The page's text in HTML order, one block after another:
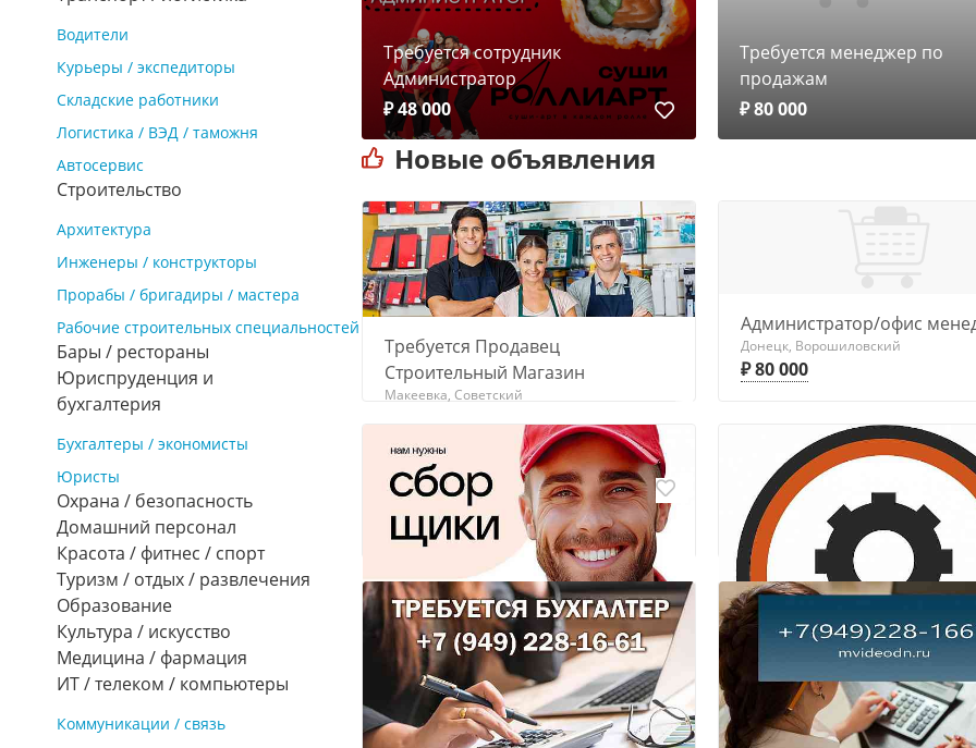
Требуется сотрудник
Администратор
₽ 48 000
Требуется менеджер по
продажам
₽ 80 000
Новые объявления
Требуется Продавец
Строительный Магазин
Макеевка, Советский
₽ 40 000
Администратор/офис
Донецк, Ворошиловский
₽ 80 000
3
Водители
Курьеры / экспедиторы
Складские работники
Логистика / ВЭД / таможня
Автосервис
Строительство
Архитектура
Инженеры / конструкторы
Прорабы / бригадиры / мастера
Рабочие строительных специальностей
Бары / рестораны
Юриспруденция и
бухгалтерия
Бухгалтеры / экономисты
Юристы
Охрана / безопасность
Домашний персонал
Красота / фитнес / спорт
Туризм / отдых / развлечения
Образование
Культура / искусство
Медицина / фармация
ИТ / телеком / компьютеры
Коммуникации / связь